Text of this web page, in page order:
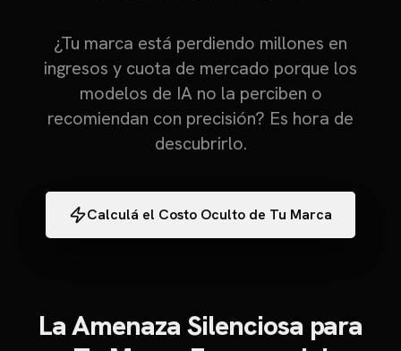
¿Tu marca está perdiendo millones en
ingresos y cuota de mercado porque los
modelos de IA no la perciben o
recomiendan con precisión? Es hora de
descubrirlo.
Calculá el Costo Oculto de Tu Marca
La Amenaza Silenciosa para